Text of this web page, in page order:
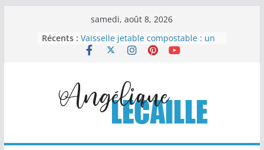
samedi, août 8, 2026
Récents : Vaisselle jetable compostable : un
choix malin pour organiser sans
personnalisée transforme les
recettes industrielles
Columbarium moderne et design :
quand l’art rencontre le souvenir
essentiel du développement